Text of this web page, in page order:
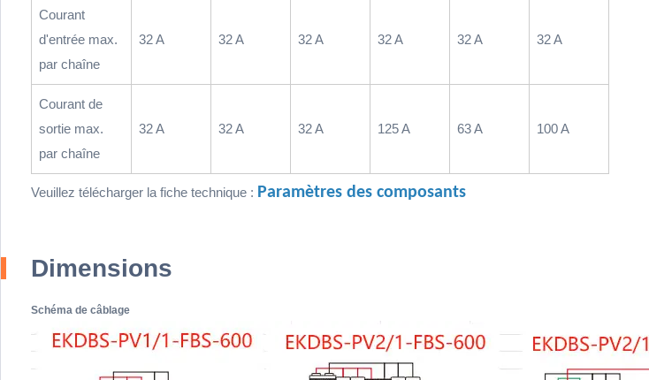
Courant
d'entrée max.
par chaîne
32 A 32 A 32 A 32 A 32 A 32 A
Courant de
sortie max.
par chaîne
32 A 32 A 32 A 125 A 63 A 100 A
Veuillez télécharger la fiche technique : Paramètres des composants
Dimensions
Schéma de câblage